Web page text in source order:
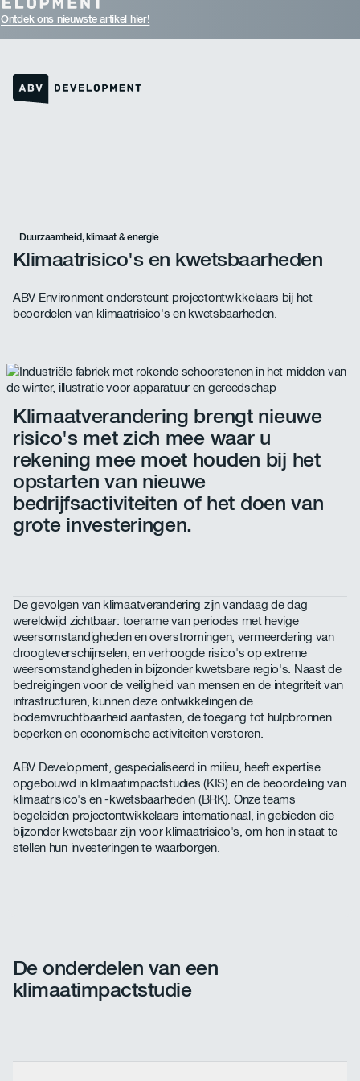
Ontdek ons nieuwste artikel hier!
Duurzaamheid, klimaat & energie
Klimaatrisico's en kwetsbaarheden
ABV Environment ondersteunt projectontwikkelaars bij het
beoordelen van klimaatrisico's en kwetsbaarheden.
Klimaatverandering brengt nieuwe
risico's met zich mee waar u
rekening mee moet houden bij het
opstarten van nieuwe
bedrijfsactiviteiten of het doen van
grote investeringen.
De gevolgen van klimaatverandering zijn vandaag de dag
wereldwijd zichtbaar: toename van periodes met hevige
weersomstandigheden en overstromingen, vermeerdering van
droogteverschijnselen, en verhoogde risico's op extreme
weersomstandigheden in bijzonder kwetsbare regio's. Naast de
bedreigingen voor de veiligheid van mensen en de integriteit van
infrastructuren, kunnen deze ontwikkelingen de
bodemvruchtbaarheid aantasten, de toegang tot hulpbronnen
beperken en economische activiteiten verstoren.
ABV Development, gespecialiseerd in milieu, heeft expertise
opgebouwd in klimaatimpactstudies (KIS) en de beoordeling van
klimaatrisico's en -kwetsbaarheden (BRK). Onze teams
begeleiden projectontwikkelaars internationaal, in gebieden die
bijzonder kwetsbaar zijn voor klimaatrisico's, om hen in staat te
stellen hun investeringen te waarborgen.
De onderdelen van een
klimaatimpactstudie